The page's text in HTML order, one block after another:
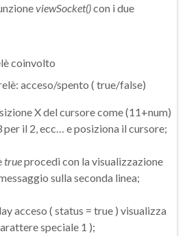
viewSocket()con i due
coinvolto
acceso/spento ( true/false)
X del cursore come (11+num)
per il 2, ecc… e posiziona il cursore;
trueprocedi con la visualizzazione
sulla seconda linea;
acceso ( status = true ) visualizza
speciale 1 );